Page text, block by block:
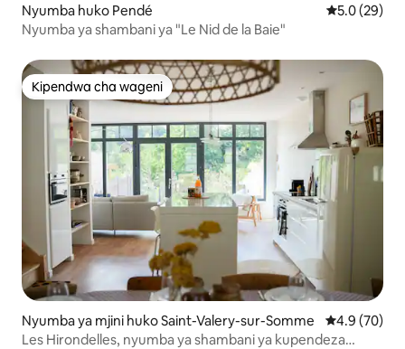
Nyumba huko Pendé Ukadiriaji
5.0 (29)
Nyumba ya shambani ya "Le Nid de la Baie"
Kipendwa cha wageni
Kipendwa cha wageni
Nyumba ya mjini huko Saint-Valery-sur-Somme Ukadiriaji
4.9 (70)
Les Hirondelles, nyumba ya shambani ya kupendeza